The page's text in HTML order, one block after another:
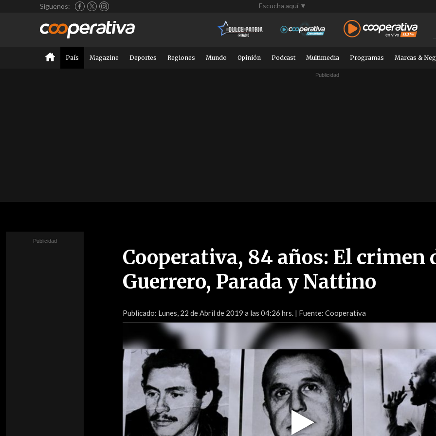
Síguenos: Escucha aquí ▼
País Magazine Deportes Regiones Mundo Opinión Podcast Multimedia Programas Marcas &
Cooperativa, 84 años: El crimen
Guerrero, Parada y Nattino
Publicado: Lunes, 22 de Abril de 2019 a las 04:26 hrs. | Fuente: Cooperativa
Play
Video